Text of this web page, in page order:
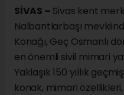
SİVAS – Sivas kent
Nalbantlarbaşı
Konağı, Geç Osmanlı
en önemli sivil mimari
Yaklaşık 150 yıllık
konak, mimari